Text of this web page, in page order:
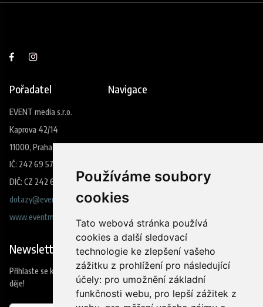
Používáme soubory
cookies
Tato webová stránka používá
cookies a další sledovací
technologie ke zlepšení vašeho
zážitku z prohlížení pro následující
účely: pro umožnění základní
funkčnosti webu, pro lepší zážitek z
Pořadatel
EVENT media s.r.o.
Kaprova 42/14
11000, Praha 1
IČ: 242 69 573
DIČ: CZ 242 69 573
dotazy@eventmedia.cz
www.eventmedia.cz
Navigace
Newsletter
Přihlaste se k odběru našeho newsleteru a budete jako první vědět co se
děje!